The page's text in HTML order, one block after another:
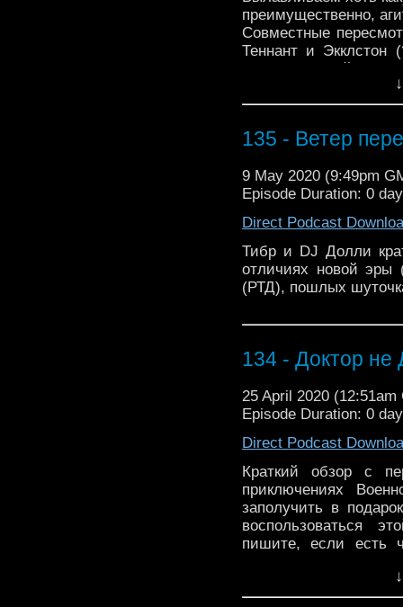
преимущественно,
Совместные
Теннант и
лекция о линейках
135 - Ветер
9 May 2020 (9:49pm
Episode Duration: 0
Direct Podcast
Тибр и DJ Долли
отличиях новой
(РТД), пошлых
134 - Доктор не
25 April 2020 (12:51am
Episode Duration: 0
Direct Podcast
Краткий обзор с
приключениях
заполучить в
воспользоваться
пишите, если есть
| 12:49 -